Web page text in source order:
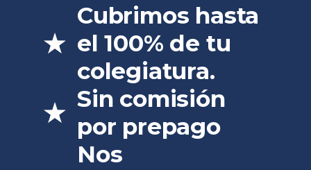
Cubrimos hasta
el 100% de tu
colegiatura.
Sin comisión
por prepago
Nos